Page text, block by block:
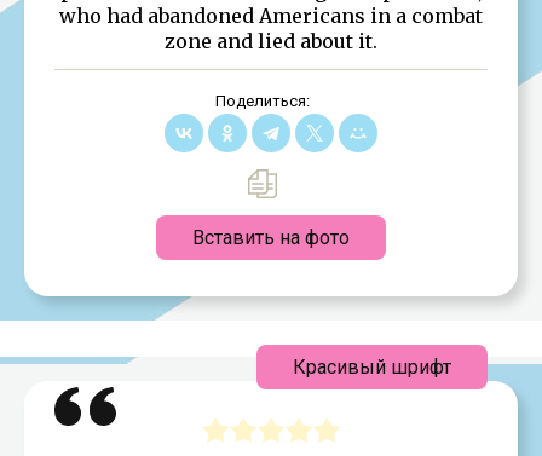
who had abandoned Americans in a combat
zone and lied about it.
Поделиться:
Вставить на фото
Красивый шрифт